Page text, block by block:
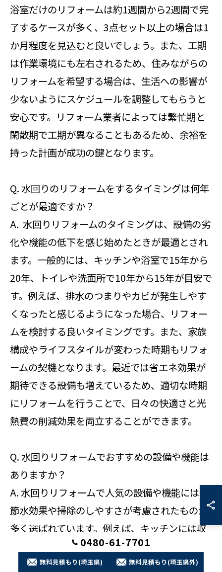
浴室だけのリフォームは約1週間から2週間で完
了するケースが多く、3点セット以上の場合は1
か月程度を見込むと良いでしょう。また、工期
は作業環境にも左右されるため、住みながらの
リフォームを希望する場合は、生活への影響が
少ないようにスケジュールを調整してもらうと
安心です。リフォーム業者によっては繁忙期と
閑散期で工期が異なることもあるため、余裕を
持った計画が成功の鍵となります。
Q. 水回りのリフォームをするタイミングは何年
ごとが最適ですか？
A. 水回りリフォームのタイミングは、設備の劣
化や機能の低下を感じ始めたときが最適とされ
ます。一般的には、キッチンや浴室で15年から
20年、トイレや洗面所で10年から15年が目安で
す。例えば、排水のつまりやカビが発生しやす
くなったと感じるようになった場合、リフォー
ムを検討する良いタイミングです。また、家族
構成やライフスタイルが変わった時期もリフォ
ームの契機となります。最近では省エネ効果が
期待できる設備も増えているため、適切な時期
にリフォームを行うことで、日々の快適さと光
熱費の削減効果を両立することができます。
Q. 水回りリフォームでおすすめの設備や機能は
ありますか？
A. 水回りリフォームで人気の設備や機能には、
節水効果や掃除のしやすさが考慮されたものが
多く選ばれています。例えば、キッチンには収
納力が高い引き出し式のキャビネットや、手が
汚れていても操作できるタッチレス水栓が好評
0480-61-7701
無料見積もり(埼玉県) 無料見積もり(埼玉県外)